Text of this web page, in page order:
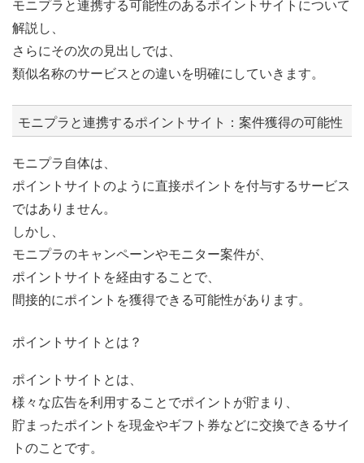
モニプラと連携する可能性のあるポイントサイトについて
解説し、
さらにその次の見出しでは、
類似名称のサービスとの違いを明確にしていきます。
モニプラと連携するポイントサイト：案件獲得の可能性
モニプラ自体は、
ポイントサイトのように直接ポイントを付与するサービス
ではありません。
しかし、
モニプラのキャンペーンやモニター案件が、
ポイントサイトを経由することで、
間接的にポイントを獲得できる可能性があります。
ポイントサイトとは？
ポイントサイトとは、
様々な広告を利用することでポイントが貯まり、
貯まったポイントを現金やギフト券などに交換できるサイ
トのことです。